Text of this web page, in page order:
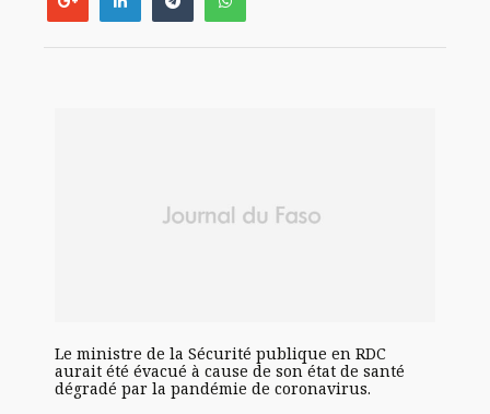
Le ministre de la Sécurité publique en RDC
aurait été évacué à cause de son état de santé
dégradé par la pandémie de coronavirus.